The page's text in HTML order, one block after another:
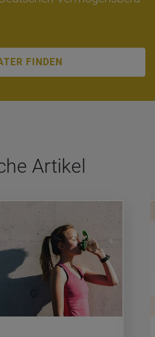
FINDEN
Arti­kel